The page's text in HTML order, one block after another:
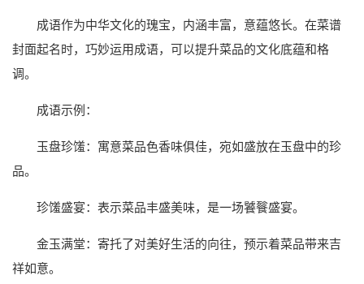
成语作为中华文化的瑰宝，内涵丰富，意蕴悠长。在菜谱
封面起名时，巧妙运用成语，可以提升菜品的文化底蕴和格
调。
成语示例：
玉盘珍馐：寓意菜品色香味俱佳，宛如盛放在玉盘中的珍
品。
珍馐盛宴：表示菜品丰盛美味，是一场饕餮盛宴。
金玉满堂：寄托了对美好生活的向往，预示着菜品带来吉
祥如意。